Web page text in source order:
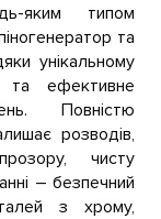
яким типом
та
унікальному
та ефективне
Повністю
розводів,
чисту
– безпечний
з хрому,